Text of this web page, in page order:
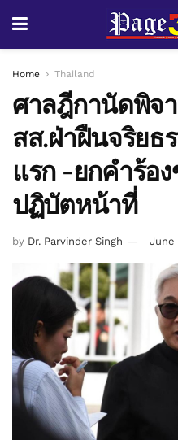
Home Thailand
ศาลฎีกานัดพิจ
สส.ฝ่าฝืนจริยธ
แรก -ยกคำร้อง
ปฏิบัตหน้าที่
by Dr. Parvinder Singh June